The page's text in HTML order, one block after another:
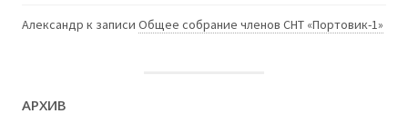
Александр к записи Общее собрание членов СНТ «Портовик-1»
АРХИВ